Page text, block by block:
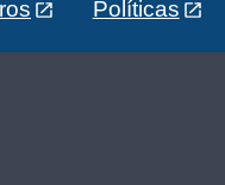
Políticas